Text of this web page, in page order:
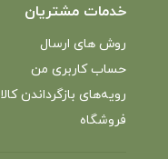
خدمات مشتریان
روش های ارسال
حساب کاربری من
رویه‌های بازگرداندن کالا
فروشگاه